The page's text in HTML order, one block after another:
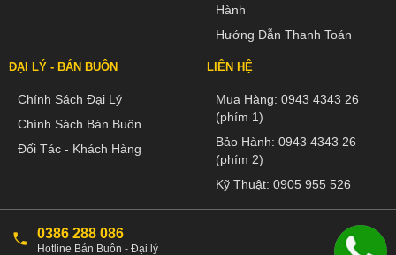
Hành
Hướng Dẫn Thanh Toán
ĐẠI LÝ - BÁN BUÔN
Chính Sách Đại Lý
Chính Sách Bán Buôn
Đối Tác - Khách Hàng
LIÊN HỆ
Mua Hàng: 0943 4343 26
(phím 1)
Bảo Hành: 0943 4343 26
(phím 2)
Kỹ Thuật: 0905 955 526
0386 288 086
Hotline Bán Buôn - Đại lý